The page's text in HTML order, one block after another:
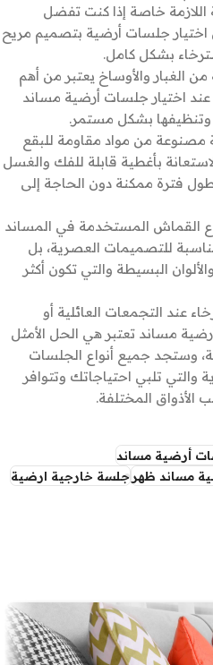
اللازمة خاصة إذا كنت تفضل
اختيار جلسات أرضية بتصميم مريح
بشكل كامل.
الغبار والأوساخ يعتبر من أهم
اختيار جلسات أرضية مساند
بشكل مستمر.
من مواد مقاومة للبقع
بأغطية قابلة للفك والغسل
فترة ممكنة دون الحاجة إلى
القماش المستخدمة في المساند
للتصميمات العصرية، بل
البسيطة والتي تكون أكثر
عند التجمعات العائلية أو
مساند تعتبر هي الحل الأمثل
وستجد جميع أنواع الجلسات
والتي تلبي احتياجاتك وتتوافر
الأذواق المختلفة.
أرضية مساند
مساند ظهر جلسة خارجية ارضية